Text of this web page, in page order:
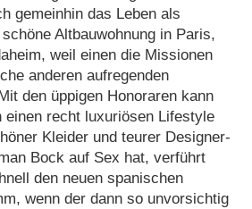
gemeinhin das Leben als
Altbauwohnung in Paris,
weil einen die Missionen
anderen aufregenden
den üppigen Honoraren kann
einen recht luxuriösen Lifestyle
Kleider und teurer Designer-
Bock auf Sex hat, verführt
den neuen spanischen
wenn der dann so unvorsichtig